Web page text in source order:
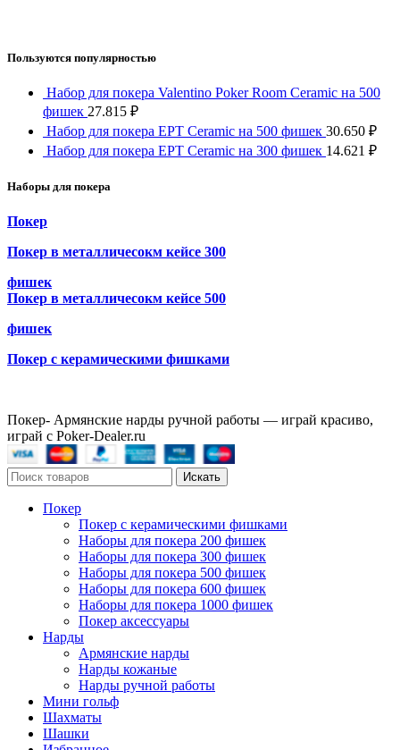
Пользуются популярностью
Набор для покера Valentino Poker Room Ceramic на 500
фишек 27.815 ₽
Набор для покера EPT Ceramic на 500 фишек 30.650 ₽
Набор для покера EPT Ceramic на 300 фишек 14.621 ₽
Наборы для покера
Покер
Покер в металличесокм кейсе 300
фишек
Покер в металличесокм кейсе 500
фишек
Покер с керамическими фишками
Покер- Армянские нарды ручной работы — играй красиво,
играй с Poker-Dealer.ru
Искать
Покер
Покер с керамическими фишками
Наборы для покера 200 фишек
Наборы для покера 300 фишек
Наборы для покера 500 фишек
Наборы для покера 600 фишек
Наборы для покера 1000 фишек
Покер аксессуары
Нарды
Армянские нарды
Нарды кожаные
Нарды ручной работы
Мини гольф
Шахматы
Шашки